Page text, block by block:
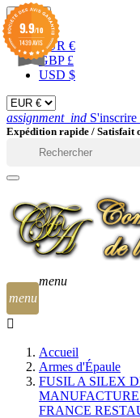
EUR 
EUR €
GBP £
USD $
assignment_ind S'inscrire
Expédition rapide / Satisfait
menu
menu
Accueil
Armes d'Épaule
FUSIL A SILEX
FRANCE
9.9/10
1439 AVIS